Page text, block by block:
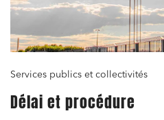
Services publics et collectivités
Délai et procédure